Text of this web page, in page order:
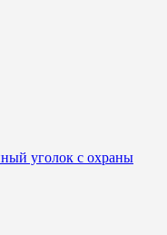
уголок с охраны